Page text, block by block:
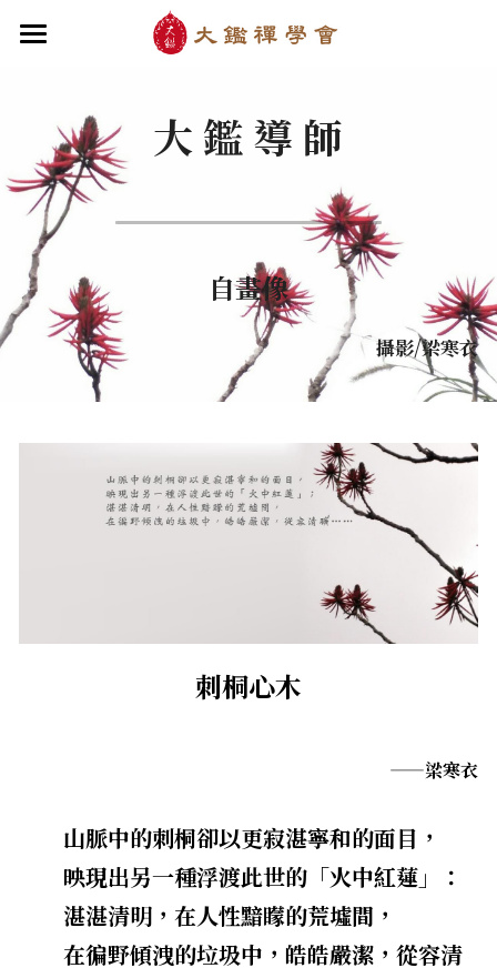
關於大鑑
成立緣起與宗旨
關於大鑑禪堂
道場內景
入會申請
大鑑導師
禪行者簡介
自畫像
．兩座山之間
．花開最末
．閱讀與人生（上）——談閱讀對自我生
．焚不滅的心
．死生流注
．刺桐心木
梁寒衣著作（書目/序/評論）
他方之眼（報導/評論/學術研究）
最新消息/課程
芳嚴無涯/消息・活動
行向圓覺/課程・共修
教法/文章/思潮
華嚴智海/教觀、禪觀
宗門之眼/經藏之美
拄杖在手/論文・演講・座談・開示
寒雪付衣/散文・詩歌・偈贊
薔薇與棘原/現代小說・寓言小說・佛化小說
道在一切/影音
光光交會/導介・轉載
線上聆聽
【道德經】
行道瓔珞
感思與洄瀾
千眼書屋/書籍．作品
大 鑑 導 師
自畫像
攝影/梁寒衣
刺桐心木
——梁寒衣
        山脈中的刺桐卻以更寂湛寧和的面目，
        映現出另一種浮渡此世的「火中紅蓮」：
        湛湛清明，在人性黯矇的荒墟間，
部落格分類
最新消息
最新文章
最新書籍
華嚴智海—《六祖壇經》
華嚴智海—《道德經》
拄杖在手／論文・演講・座談・開示
薔薇與棘原／現代小說・寓言小說・佛化小說
行向圓覺／共修
宗門之眼／經藏之美
他方之眼－且觀霓霞
他方之眼－聽彼風雷
芳嚴無涯－重要紀事